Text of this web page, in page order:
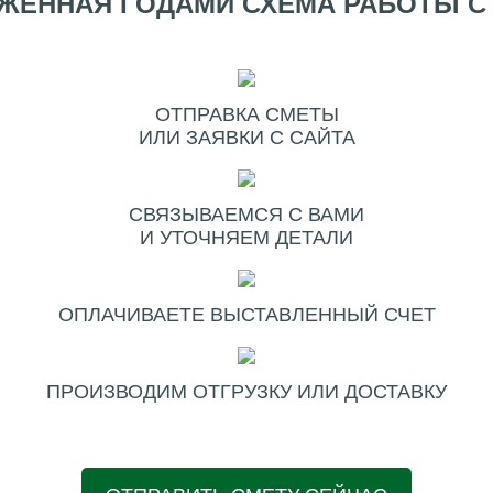
ОТПРАВКА СМЕТЫ
ИЛИ ЗАЯВКИ С САЙТА
СВЯЗЫВАЕМСЯ С ВАМИ
И УТОЧНЯЕМ ДЕТАЛИ
ОПЛАЧИВАЕТЕ ВЫСТАВЛЕННЫЙ СЧЕТ
ПРОИЗВОДИМ ОТГРУЗКУ ИЛИ ДОСТАВКУ